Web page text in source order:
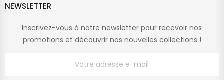
NEWSLETTER
Inscrivez-vous à notre newsletter pour recevoir nos
promotions et découvrir nos nouvelles collections !